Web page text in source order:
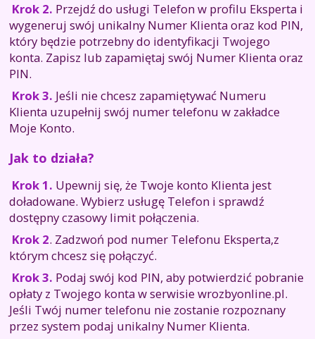
Krok 2. Przejdź do usługi Telefon w profilu Eksperta i
wygeneruj swój unikalny Numer Klienta oraz kod PIN,
który będzie potrzebny do identyfikacji Twojego
konta. Zapisz lub zapamiętaj swój Numer Klienta oraz
PIN.
Krok 3. Jeśli nie chcesz zapamiętywać Numeru
Klienta uzupełnij swój numer telefonu w zakładce
Moje Konto.
Jak to działa?
Krok 1. Upewnij się, że Twoje konto Klienta jest
doładowane. Wybierz usługę Telefon i sprawdź
dostępny czasowy limit połączenia.
Krok 2. Zadzwoń pod numer Telefonu Eksperta,z
którym chcesz się połączyć.
Krok 3. Podaj swój kod PIN, aby potwierdzić pobranie
opłaty z Twojego konta w serwisie wrozbyonline.pl.
Jeśli Twój numer telefonu nie zostanie rozpoznany
przez system podaj unikalny Numer Klienta.